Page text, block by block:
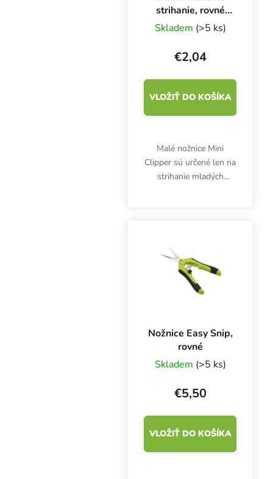
strihanie, rovné
nožnice
Skladem (>5 ks)
€2,04
VLOŽIŤ DO KOŠÍKA
Malé nožnice Mini
Clipper sú určené len na
strihanie mladých
Nožnice Easy Snip,
rovné
Skladem (>5 ks)
€5,50
VLOŽIŤ DO KOŠÍKA